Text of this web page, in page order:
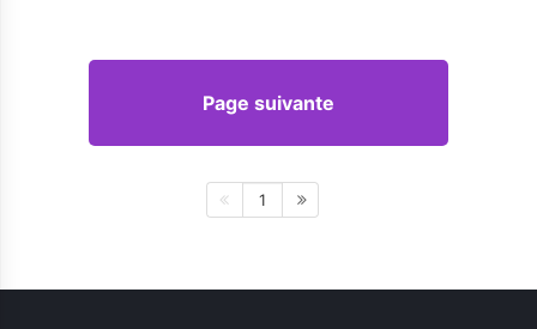
Page suivante
1